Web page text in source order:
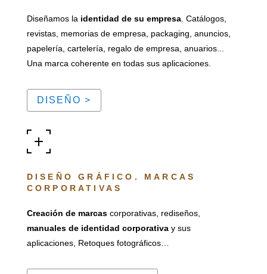
Diseñamos la identidad de su empresa. Catálogos,
revistas, memorias de empresa, packaging, anuncios,
papelería, cartelería, regalo de empresa, anuarios...
Una marca coherente en todas sus aplicaciones.
DISEÑO >
DISEÑO GRÁFICO. MARCAS
CORPORATIVAS
Creación de marcascorporativas, rediseños,
manuales de identidad corporativay sus
aplicaciones, Retoques fotográficos…